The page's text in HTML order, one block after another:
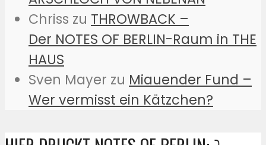
Chriss zu THROWBACK –
Der NOTES OF BERLIN-Raum in THE
HAUS
Sven Mayer zu Miauender Fund –
Wer vermisst ein Kätzchen?